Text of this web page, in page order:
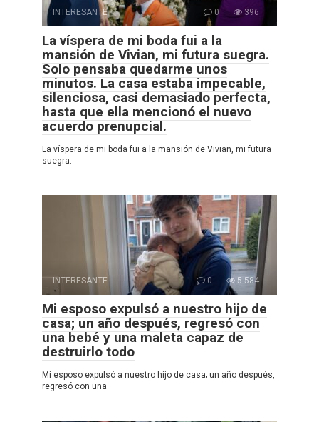
INTERESANTE 0 396
La víspera de mi boda fui a la
mansión de Vivian, mi futura suegra.
Solo pensaba quedarme unos
minutos. La casa estaba impecable,
silenciosa, casi demasiado perfecta,
hasta que ella mencionó el nuevo
acuerdo prenupcial.
La víspera de mi boda fui a la mansión de Vivian, mi futura
suegra.
INTERESANTE 0 5 584
Mi esposo expulsó a nuestro hijo de
casa; un año después, regresó con
una bebé y una maleta capaz de
destruirlo todo
Mi esposo expulsó a nuestro hijo de casa; un año después,
regresó con una